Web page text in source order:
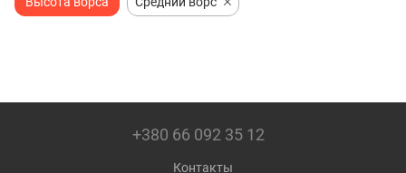
+380 66 092 35 12
Контакты